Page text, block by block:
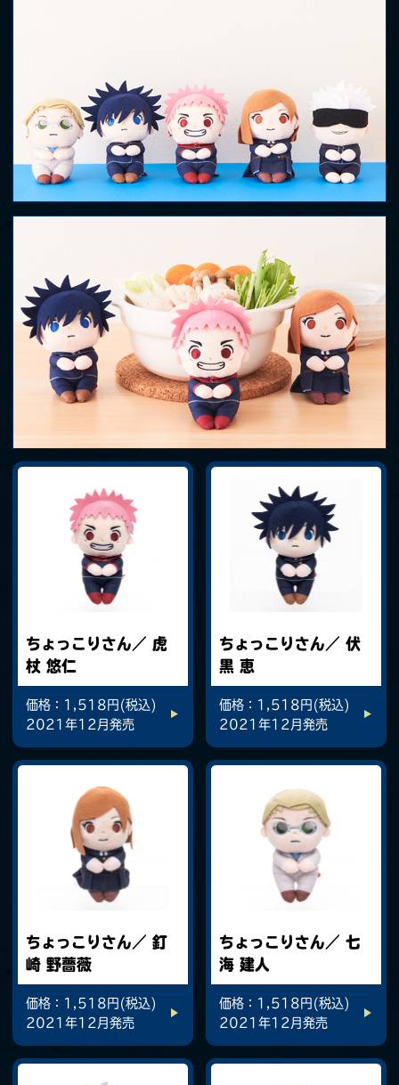
ちょっこりさん／ 虎
杖 悠仁
価格：1,518円(税込)
2021年12月発売
ちょっこりさん／ 伏
黒 恵
価格：1,518円(税込)
2021年12月発売
ちょっこりさん／ 釘
崎 野薔薇
価格：1,518円(税込)
2021年12月発売
ちょっこりさん／ 七
海 建人
価格：1,518円(税込)
2021年12月発売